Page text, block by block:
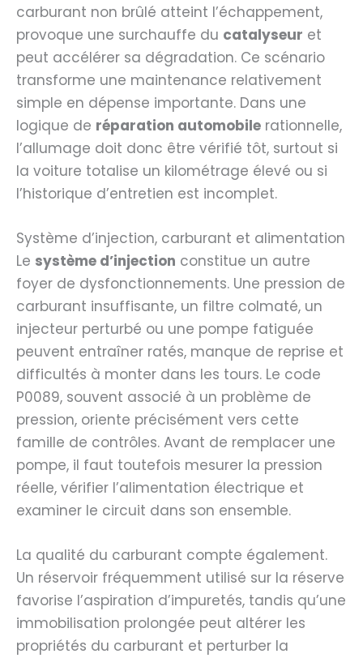
carburant non brûlé atteint l’échappement,
provoque une surchauffe du catalyseur et
peut accélérer sa dégradation. Ce scénario
transforme une maintenance relativement
simple en dépense importante. Dans une
logique de réparation automobile rationnelle,
l’allumage doit donc être vérifié tôt, surtout si
la voiture totalise un kilométrage élevé ou si
l’historique d’entretien est incomplet.
Système d’injection, carburant et alimentation
Le système d’injection constitue un autre
foyer de dysfonctionnements. Une pression de
carburant insuffisante, un filtre colmaté, un
injecteur perturbé ou une pompe fatiguée
peuvent entraîner ratés, manque de reprise et
difficultés à monter dans les tours. Le code
P0089, souvent associé à un problème de
pression, oriente précisément vers cette
famille de contrôles. Avant de remplacer une
pompe, il faut toutefois mesurer la pression
réelle, vérifier l’alimentation électrique et
examiner le circuit dans son ensemble.
La qualité du carburant compte également.
Un réservoir fréquemment utilisé sur la réserve
favorise l’aspiration d’impuretés, tandis qu’une
immobilisation prolongée peut altérer les
propriétés du carburant et perturber la